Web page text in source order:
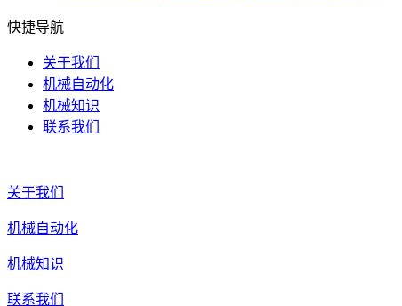
快捷导航
关于我们
机械自动化
机械知识
联系我们
关于我们
机械自动化
机械知识
联系我们